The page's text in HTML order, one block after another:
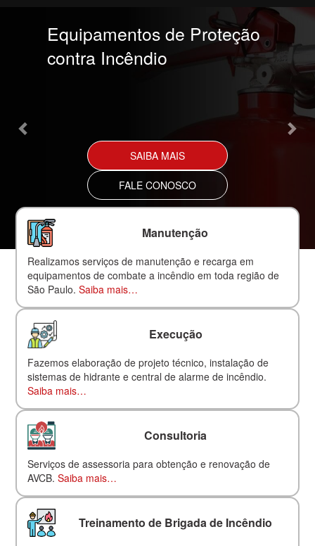
Equipamentos de Proteção
contra Incêndio
SAIBA MAIS
FALE CONOSCO
Manutenção
Realizamos serviços de manutenção e recarga em
equipamentos de combate a incêndio em toda região de
São Paulo.Saiba mais…
Execução
Fazemos elaboração de projeto técnico, instalação de
sistemas de hidrante e central de alarme de incêndio.
Saiba mais…
Consultoria
Serviços de assessoria para obtenção e renovação de
AVCB.Saiba mais…
Treinamento de Brigada de Incêndio